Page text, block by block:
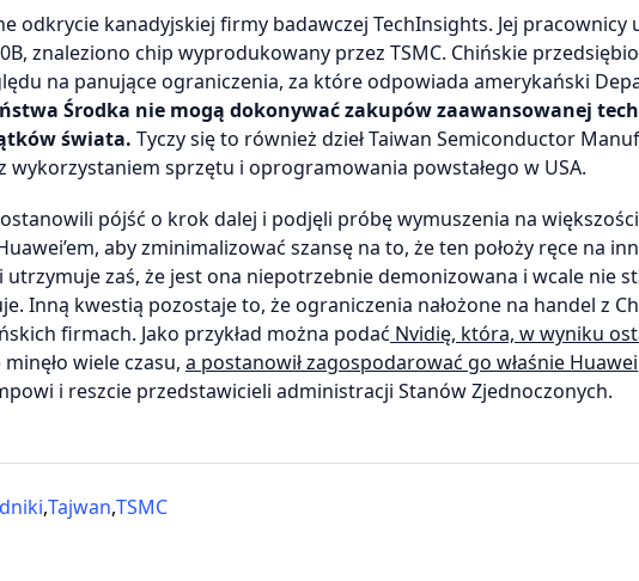
odkrycie kanadyjskiej firmy badawczej TechInsights. Jej pracownicy
znaleziono chip wyprodukowany przez TSMC. Chińskie
na panujące ograniczenia, za które odpowiada amerykański
Środka nie mogą dokonywać zakupów zaawansowanej
świata. Tyczy się to również dzieł Taiwan Semiconductor
wykorzystaniem sprzętu i oprogramowania powstałego w USA.
pójść o krok dalej i podjęli próbę wymuszenia na
aby zminimalizować szansę na to, że ten położy ręce na
zaś, że jest ona niepotrzebnie demonizowana i wcale nie
Inną kwestią pozostaje to, że ograniczenia nałożone na handel z
firmach. Jako przykład można podać Nvidię, która, w wyniku
minęło wiele czasu, a postanowił zagospodarować go właśnie Huawei
i reszcie przedstawicieli administracji Stanów Zjednoczonych.
,Tajwan,TSMC